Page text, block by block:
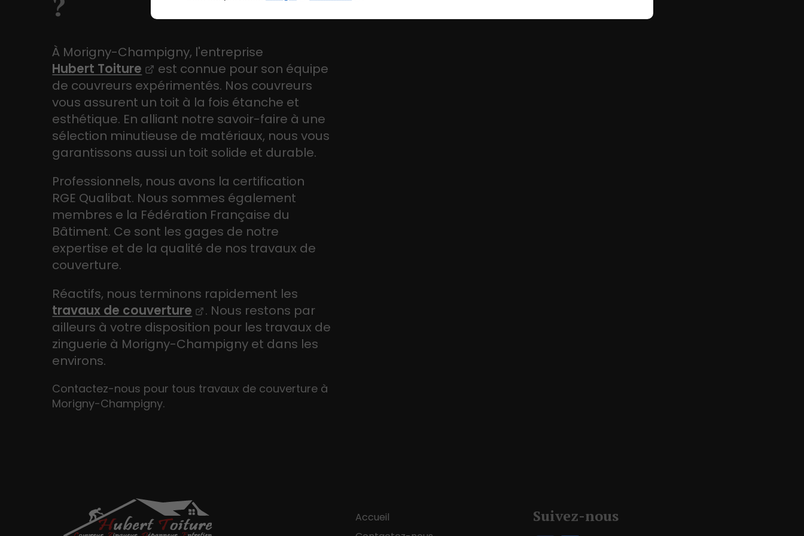
À Morigny-Champigny, l'entreprise
Hubert Toiture
est connue pour son équipe
de couvreurs expérimentés. Nos couvreurs
vous assurent un toit à la fois étanche et
esthétique. En alliant notre savoir-faire à une
sélection minutieuse de matériaux, nous vous
garantissons aussi un toit solide et durable.
Professionnels, nous avons la certification
RGE Qualibat. Nous sommes également
membres e la Fédération Française du
Bâtiment. Ce sont les gages de notre
expertise et de la qualité de nos travaux de
couverture.
Réactifs, nous terminons rapidement les
travaux de couverture
. Nous restons par
ailleurs à votre disposition pour les travaux de
zinguerie à Morigny-Champigny et dans les
environs.
Contactez-nous pour tous travaux de couverture à
Morigny-Champigny.
Accueil
Suivez-nous